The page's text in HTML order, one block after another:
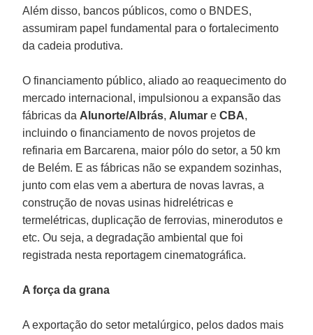
Além disso, bancos públicos, como o BNDES,
assumiram papel fundamental para o fortalecimento
da cadeia produtiva.
O financiamento público, aliado ao reaquecimento do
mercado internacional, impulsionou a expansão das
fábricas da Alunorte/Albrás, AlumareCBA,
incluindo o financiamento de novos projetos de
refinaria em Barcarena, maior pólo do setor, a 50 km
de Belém. E as fábricas não se expandem sozinhas,
junto com elas vem a abertura de novas lavras, a
construção de novas usinas hidrelétricas e
termelétricas, duplicação de ferrovias, minerodutos e
etc. Ou seja, a degradação ambiental que foi
registrada nesta reportagem cinematográfica.
A força da grana
A exportação do setor metalúrgico, pelos dados mais